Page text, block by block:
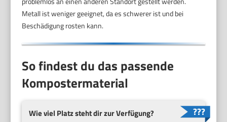
Metall ist weniger geeignet, da es schwerer ist und bei
Beschädigung rosten kann.
So findest du das passende
Kompostermaterial
Wie viel Platz steht dir zur Verfügung?